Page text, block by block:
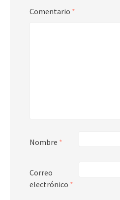
Comentario *
Nombre *
Correo
electrónico *